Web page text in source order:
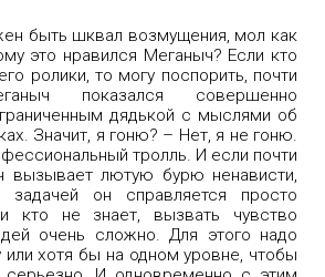
быть шквал возмущения, мол как
это нравился Меганыч? Если кто
ролики, то могу поспорить, почти
показался совершенно
дядькой с мыслями об
Значит, я гоню? – Нет, я не гоню.
тролль. И если почти
вызывает лютую бурю ненависти,
он справляется просто
кто не знает, вызвать чувство
очень сложно. Для этого надо
или хотя бы на одном уровне, чтобы